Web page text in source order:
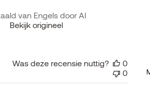
van Engels door AI
Bekijk origineel
Was deze recensie nuttig?
0
0